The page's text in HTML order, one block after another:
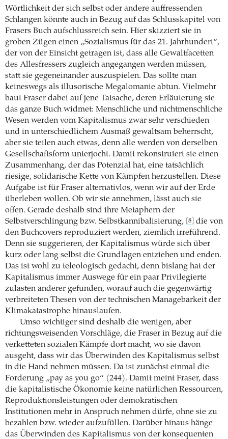
Wörtlichkeit der sich selbst oder andere auffressenden
Schlangen könnte auch in Bezug auf das Schlusskapitel von
Frasers Buch aufschlussreich sein. Hier skizziert sie in
groben Zügen einen „Sozialismus für das 21. Jahrhundert“,
der von der Einsicht getragen ist, dass alle Gewaltfacetten
des Allesfressers zugleich angegangen werden müssen,
statt sie gegeneinander auszuspielen. Das sollte man
keineswegs als illusorische Megalomanie abtun. Vielmehr
baut Fraser dabei auf jene Tatsache, deren Erläuterung sie
das ganze Buch widmet: Menschliche und nichtmenschliche
Wesen werden vom Kapitalismus zwar sehr verschieden
und in unterschiedlichem Ausmaß gewaltsam beherrscht,
aber sie teilen auch etwas, denn alle werden von derselben
Gesellschaftsform unterjocht. Damit rekonstruiert sie einen
Zusammenhang, der das Potenzial hat, eine tatsächlich
riesige, solidarische Kette von Kämpfen herzustellen. Diese
Aufgabe ist für Fraser alternativlos, wenn wir auf der Erde
überleben wollen. Ob wir sie annehmen, lässt auch sie
offen. Gerade deshalb sind ihre Metaphern der
Selbstverschlingung bzw. Selbstkannibalisierung,
[8]
die von
den Buchcovers reproduziert werden, ziemlich irreführend.
Denn sie suggerieren, der Kapitalismus würde sich über
kurz oder lang selbst die Grundlagen entziehen und enden.
Das ist wohl zu teleologisch gedacht, denn bislang hat der
Kapitalismus immer Auswege für ein paar Privilegierte
zulasten anderer gefunden, worauf auch die gegenwärtig
verbreiteten Thesen von der technischen Managebarkeit der
Klimakatastrophe hinauslaufen.
Umso wichtiger sind deshalb die wenigen, aber
richtungsweisenden Vorschläge, die Fraser in Bezug auf die
verketteten sozialen Kämpfe dort macht, wo sie davon
ausgeht, dass wir das Überwinden des Kapitalismus selbst
in die Hand nehmen müssen. Da ist zunächst einmal die
Forderung „pay as you go“ (244). Damit meint Fraser, dass
die kapitalistische Ökonomie keine natürlichen Ressourcen,
Reproduktionsleistungen oder demokratischen
Institutionen mehr in Anspruch nehmen dürfe, ohne sie zu
bezahlen bzw. wieder aufzufüllen. Darüber hinaus hänge
das Überwinden des Kapitalismus von der konsequenten